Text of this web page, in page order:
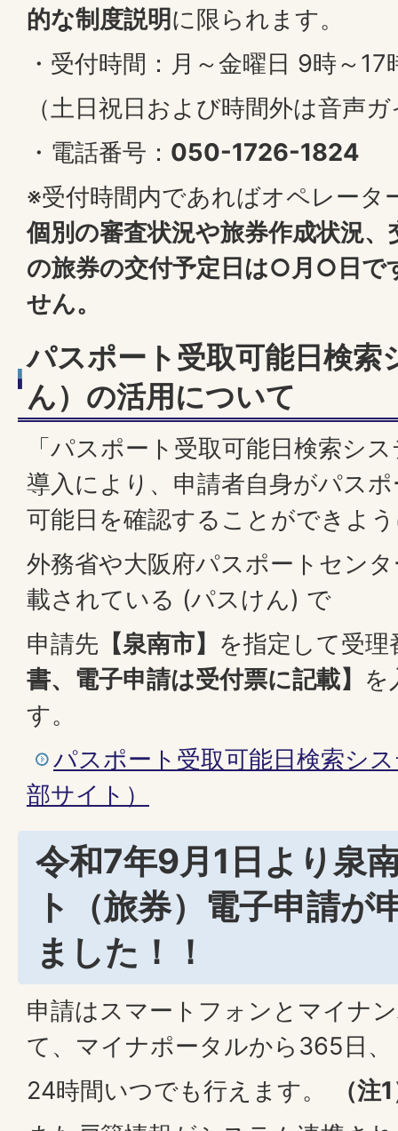
的な制度説明に限られます。
・受付時間：月～金曜日 9時～17
（土日祝日および時間外は音声
・電話番号： 050-1726-1824
※受付時間内であればオペレータ
個別の審査状況や旅券作成状況
の旅券の交付予定日は○月○日で
せん。
パスポート受取可能日検索
ん）の活用について
「パスポート受取可能日検索シ
導入により、申請者自身がパス
可能日を確認することができよ
外務省や大阪府パスポートセン
載されている (パスけん) で
申請先 【泉南市】 を指定して受理
書、電子申請は受付票に記載】 を
す。
パスポート受取可能日検索シ
部サイト）
令和7年9月1日より泉
ト（旅券）電子申請が
ました！！
申請はスマートフォンとマイナ
て、マイナポータルから365日、
24時間いつでも行えます。
（注